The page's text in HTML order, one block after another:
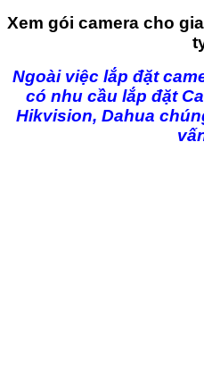
Xem gói camera cho
Ngoài việc lắp đặt
có nhu cầu lắp đặt
Hikvision, Dahua